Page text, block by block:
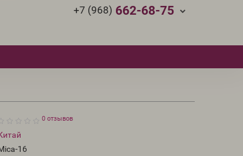
+7 (968) 662-68-75
0 отзывов
16